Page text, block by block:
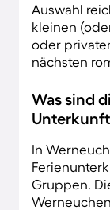
Auswahl
kleinen
oder
nächsten
Was sind
In
Gruppen.